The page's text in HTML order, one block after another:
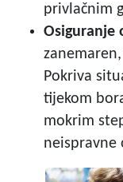
privlačnim
Osiguranje
Pokriva
tijekom
mokrim
neispravne